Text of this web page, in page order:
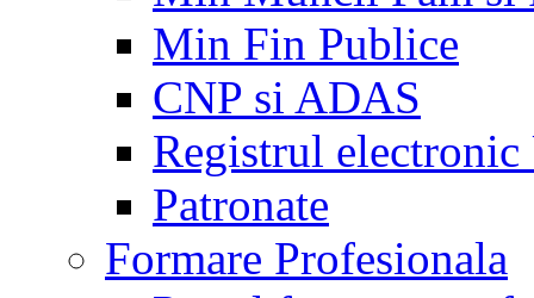
Min Fin Publice
CNP si ADAS
Registrul electronic
Patronate
Formare Profesionala